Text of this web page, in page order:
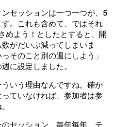
セッションは一つ一つが、5
。これも含めて、ではそれ
めよう！としたとすると、開
がだいぶ減ってしまいま
そのこと別の週にしよう」
に設定しました。
いう理由なんですね。確か
ていなければ、参加者は参
セッション、毎年毎年、テ